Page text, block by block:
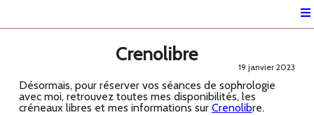
Crenolibre
19 janvier 2023
Désormais, pour réserver vos séances de sophrologie
avec moi, retrouvez toutes mes disponibilités, les
créneaux libres et mes informations sur Crenolibre.